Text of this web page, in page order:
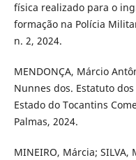
física realizado para o
formação na Polícia
n. 2, 2024.
MENDONÇA, Márcio
Nunnes dos. Estatuto
Estado do Tocantins
Palmas, 2024.
MINEIRO, Márcia; SILVA,